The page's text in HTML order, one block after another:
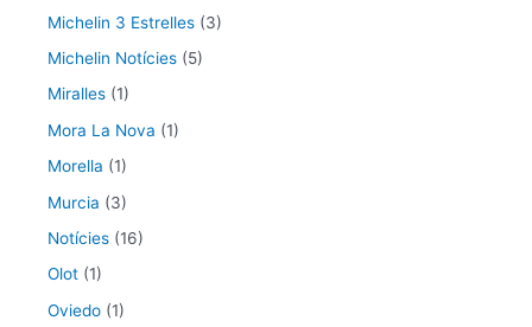
Michelin 3 Estrelles (3)
Michelin Notícies (5)
Miralles (1)
Mora La Nova (1)
Morella (1)
Murcia (3)
Notícies (16)
Olot (1)
Oviedo (1)